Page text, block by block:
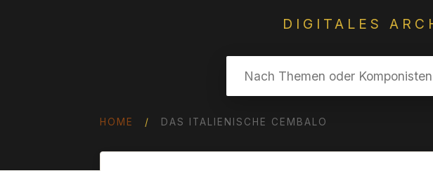
DIGITALES
HOME / DAS ITALIENISCHE CEMBALO